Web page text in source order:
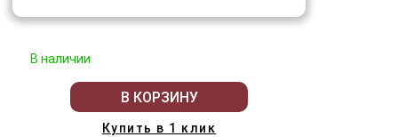
В наличии
В КОРЗИНУ
Купить в 1 клик